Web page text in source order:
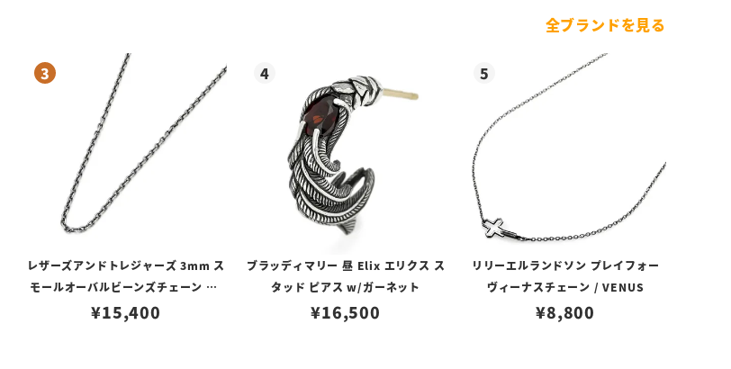
全ブランドを見る
レザーズアンドトレジャーズ 3mm ス
モールオーバルビーンズチェーン w/
ロブスタークラスプ＆LTロゴプレート
¥15,400
ブラッディマリー 昼 Elix エリクス ス
タッド ピアス w/ガーネット
¥16,500
リリーエルランドソン プレイフォー
ヴィーナスチェーン / VENUS
¥8,800